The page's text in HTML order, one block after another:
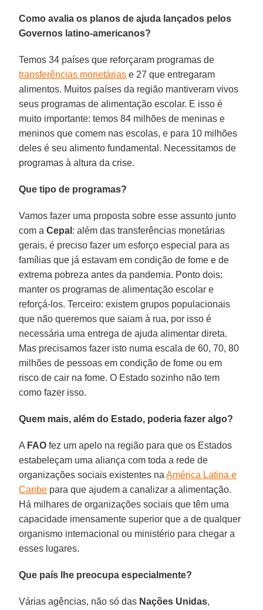
Como avalia os planos de ajuda lançados pelos
Governos latino-americanos?
Temos 34 países que reforçaram programas de
transferências monetárias e 27 que entregaram
alimentos. Muitos países da região mantiveram vivos
seus programas de alimentação escolar. E isso é
muito importante: temos 84 milhões de meninas e
meninos que comem nas escolas, e para 10 milhões
deles é seu alimento fundamental. Necessitamos de
programas à altura da crise.
Que tipo de programas?
Vamos fazer uma proposta sobre esse assunto junto
com aCepal : além das transferências monetárias
gerais, é preciso fazer um esforço especial para as
famílias que já estavam em condição de fome e de
extrema pobreza antes da pandemia. Ponto dois:
manter os programas de alimentação escolar e
reforçá-los. Terceiro: existem grupos populacionais
que não queremos que saiam à rua, por isso é
necessária uma entrega de ajuda alimentar direta.
Mas precisamos fazer isto numa escala de 60, 70, 80
milhões de pessoas em condição de fome ou em
risco de cair na fome. O Estado sozinho não tem
como fazer isso.
Quem mais, além do Estado, poderia fazer algo?
A FAO fez um apelo na região para que os Estados
estabeleçam uma aliança com toda a rede de
organizações sociais existentes naAmérica Latina e
Caribe para que ajudem a canalizar a alimentação.
Há milhares de organizações sociais que têm uma
capacidade imensamente superior que a de qualquer
organismo internacional ou ministério para chegar a
esses lugares.
Que país lhe preocupa especialmente?
Várias agências, não só das Nações Unidas,